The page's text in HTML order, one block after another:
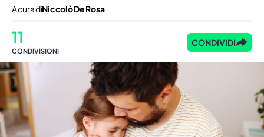
A cura diNiccolò De Rosa
11
CONDIVISIONI
CONDIVIDI